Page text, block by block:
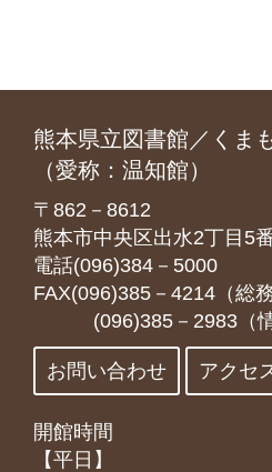
熊本県立図書館／くま
（愛称：温知館）
〒862－8612
熊本市中央区出水2丁目5
電話(096)384－5000
FAX(096)385－4214（総
(096)385－2983（情
お問い合わせ アクセ
開館時間
【平日】